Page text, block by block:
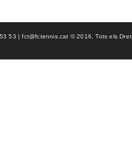
53 | fct@fctennis.cat © 2016, Tots els